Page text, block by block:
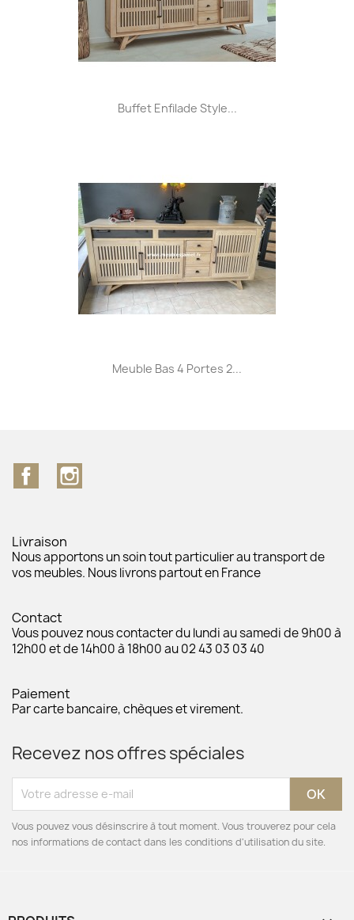
Buffet Enfilade Style...
Meuble Bas 4 Portes 2...
Facebook
Livraison
Nous apportons un soin tout particulier au transport de
vos meubles. Nous livrons partout en France
Contact
Vous pouvez nous contacter du lundi au samedi de 9h00 à
12h00 et de 14h00 à 18h00 au 02 43 03 03 40
Paiement
Par carte bancaire, chèques et virement.
Recevez nos offres spéciales
Vous pouvez vous désinscrire à tout moment. Vous trouverez pour cela
nos informations de contact dans les conditions d'utilisation du site.